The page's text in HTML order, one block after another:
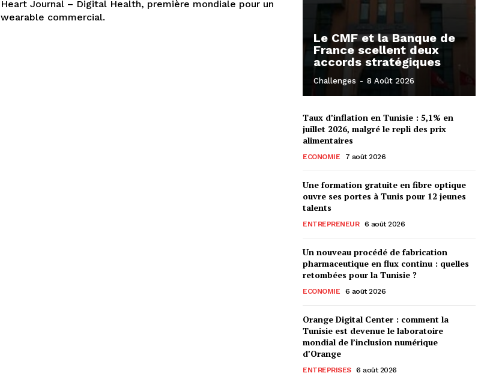
Heart Journal – Digital Health, première mondiale pour un
wearable commercial.
Le CMF et la Banque de
France scellent deux
accords stratégiques
Challenges - 8 Août 2026
Taux d’inflation en Tunisie : 5,1% en
juillet 2026, malgré le repli des prix
alimentaires
ECONOMIE 7 août 2026
Une formation gratuite en fibre optique
ouvre ses portes à Tunis pour 12 jeunes
talents
ENTREPRENEUR 6 août 2026
Un nouveau procédé de fabrication
pharmaceutique en flux continu : quelles
retombées pour la Tunisie ?
ECONOMIE 6 août 2026
Orange Digital Center : comment la
Tunisie est devenue le laboratoire
mondial de l’inclusion numérique
d’Orange
ENTREPRISES 6 août 2026